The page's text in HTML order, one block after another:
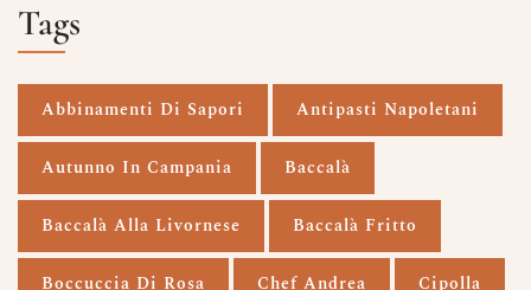
Tags
Abbinamenti Di Sapori Antipasti Napoletani
Autunno In Campania Baccalà
Baccalà Alla Livornese Baccalà Fritto
Boccuccia Di Rosa Chef Andrea Cipolla